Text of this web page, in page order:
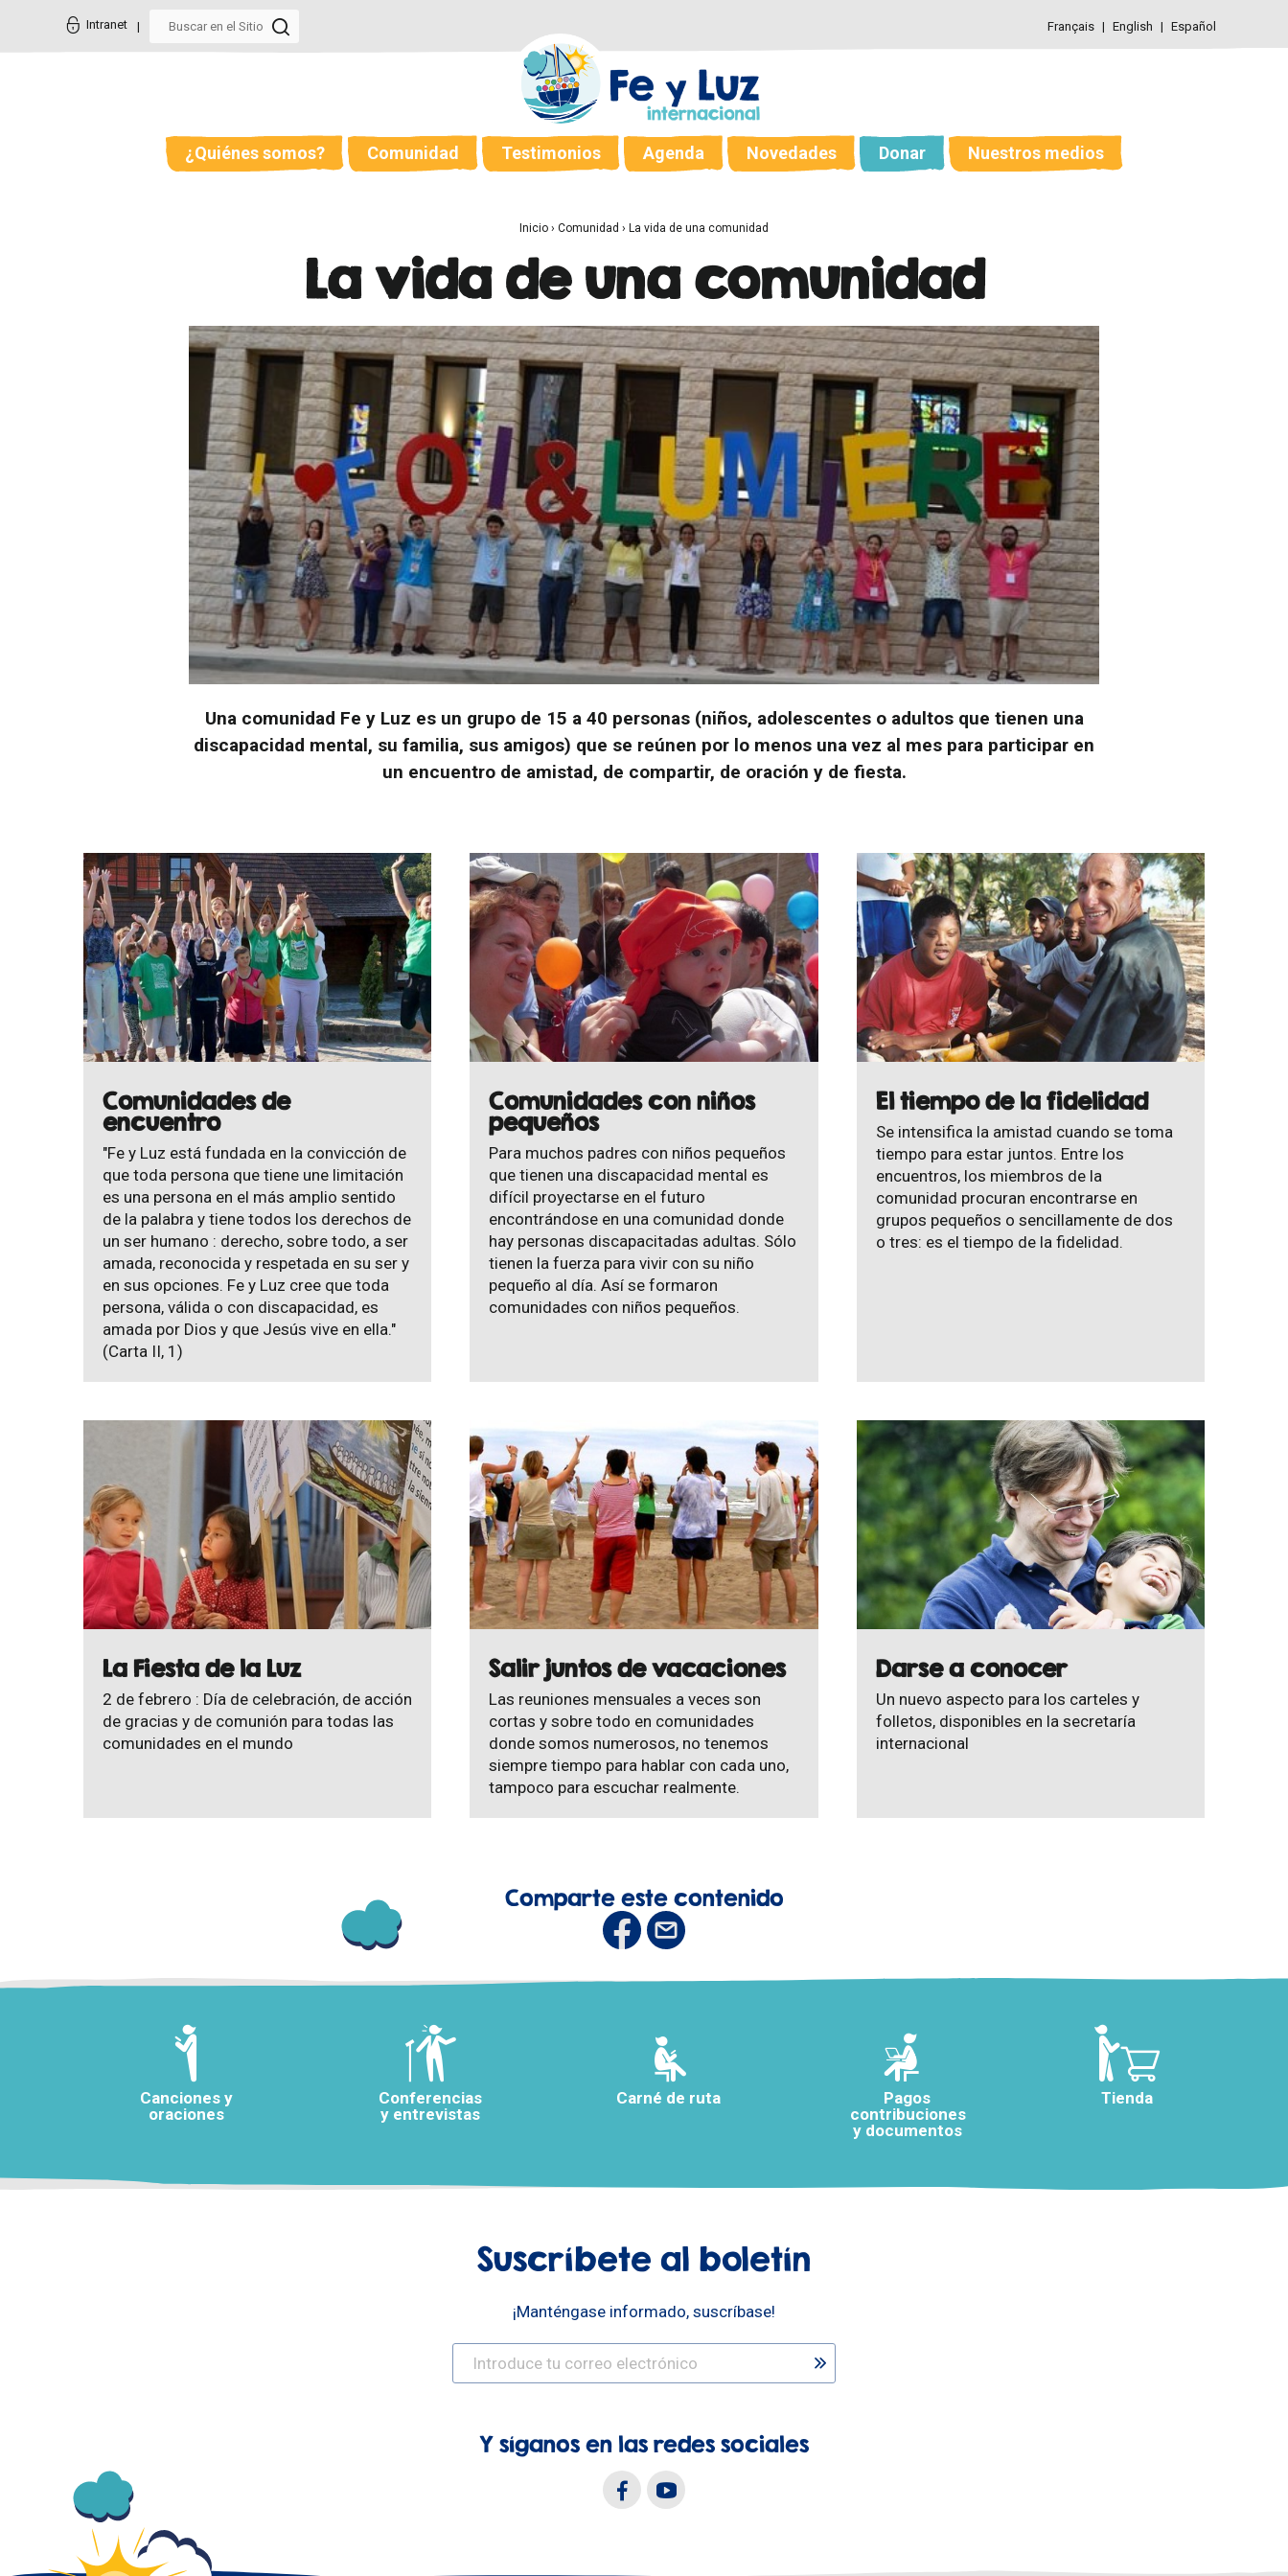
Intranet Français English Español
¿Quiénes somos? Comunidad Testimonios Agenda Novedades Donar Nuestros medios
Inicio › Comunidad › La vida de una comunidad
La vida de una comunidad
Una comunidad Fe y Luz es un grupo de 15 a 40 personas (niños, adolescentes o adultos que tienen una
discapacidad mental, su familia, sus amigos) que se reúnen por lo menos una vez al mes para participar en
un encuentro de amistad, de compartir, de oración y de fiesta.
Comunidades de
encuentro
"Fe y Luz está fundada en la convicción de
que toda persona que tiene une limitación
es una persona en el más amplio sentido
de la palabra y tiene todos los derechos de
un ser humano : derecho, sobre todo, a ser
amada, reconocida y respetada en su ser y
en sus opciones. Fe y Luz cree que toda
persona, válida o con discapacidad, es
amada por Dios y que Jesús vive en ella."
(Carta II, 1)
Comunidades con niños
pequeños
Para muchos padres con niños pequeños
que tienen una discapacidad mental es
difícil proyectarse en el futuro
encontrándose en una comunidad donde
hay personas discapacitadas adultas. Sólo
tienen la fuerza para vivir con su niño
pequeño al día. Así se formaron
comunidades con niños pequeños.
El tiempo de la fidelidad
Se intensifica la amistad cuando se toma
tiempo para estar juntos. Entre los
encuentros, los miembros de la
comunidad procuran encontrarse en
grupos pequeños o sencillamente de dos
o tres: es el tiempo de la fidelidad.
La Fiesta de la Luz
2 de febrero : Día de celebración, de acción
de gracias y de comunión para todas las
comunidades en el mundo
Salir juntos de vacaciones
Las reuniones mensuales a veces son
cortas y sobre todo en comunidades
donde somos numerosos, no tenemos
siempre tiempo para hablar con cada uno,
tampoco para escuchar realmente.
Darse a conocer
Un nuevo aspecto para los carteles y
folletos, disponibles en la secretaría
internacional
Comparte este contenido
Canciones y
oraciones
Conferencias
y entrevistas
Carné de ruta
Pagos
contribuciones
y documentos
Tienda
Suscríbete al boletín
¡Manténgase informado, suscríbase!
Y síganos en las redes sociales